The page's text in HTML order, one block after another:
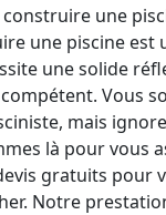
une
une piscine est
une solide
Vous
mais
là pour vous
gratuits pour
Notre